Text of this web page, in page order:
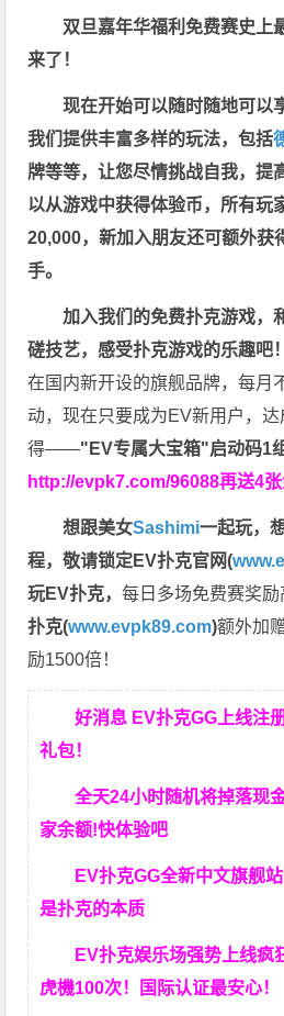
双旦嘉年华福利免费赛史上
来了！
现在开始可以随时随地可以
我们提供丰富多样的玩法，包括
牌等等，让您尽情挑战自我，提
以从游戏中获得体验币，所有玩
20,000，新加入朋友还可额外获
手。
加入我们的免费扑克游戏，
磋技艺，感受扑克游戏的乐趣吧！
在国内新开设的旗舰品牌，每月
动，现在只要成为EV新用户，
得——"EV专属大宝箱"启动码1
http://evpk7.com/96088再送4张
想跟美女Sashimi一起玩，
程，敬请锁定EV扑克官网(
玩EV扑克，每日多场免费赛奖
扑克(www.evpk89.com)额外加
励1500倍！
好消息 EV扑克GG上线注
礼包！
全天24小时随机将掉落现
家余额!快体验吧
EV扑克GG全新中文旗舰站
是扑克的本质
EV扑克娱乐场强势上线疯
虎機100次！国际认证最安心！